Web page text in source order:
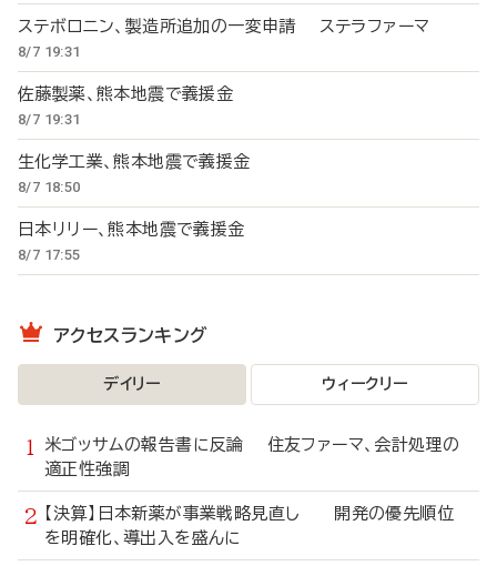
ステボロニン、製造所追加の一変申請 ステラファーマ
8/7 19:31
佐藤製薬、熊本地震で義援金
8/7 19:31
生化学工業、熊本地震で義援金
8/7 18:50
日本リリー、熊本地震で義援金
8/7 17:55
アクセスランキング
デイリー ウィークリー
米ゴッサムの報告書に反論 住友ファーマ、会計処理の
適正性強調
【決算】日本新薬が事業戦略見直し 開発の優先順位
を明確化、導出入を盛んに